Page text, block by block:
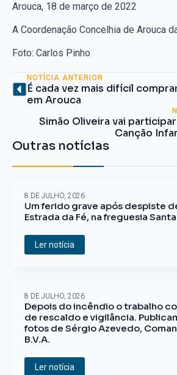
Arouca, 18 de março de 2022
A Coordenação Concelhia de Arouca
Foto: Carlos Pinho
NOTÍCIA ANTERIOR
É cada vez mais difícil
em Arouca
Simão Oliveira vai
Canção
Outras notícias
Um ferido grave após despiste
Estrada da Fé, na freguesia Santa
8 DE JULHO, 2026
Ler notícia
Depois do incêndio o trabalho
de rescaldo e vigilância.
fotos de Sérgio Azevedo,
B.V.A.
8 DE JULHO, 2026
Ler notícia